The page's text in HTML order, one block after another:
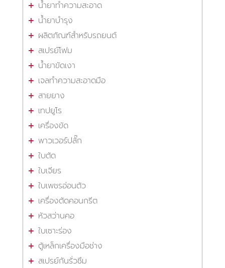
น้ำยาทำความสะอาด
น้ำยาบำรุง
ผลิตภัณฑ์สำหรับรถยนต์
สเปรย์โฟม
น้ำยาขัดเงา
เจลทำความสะอาดมือ
สายยาง
เทปยูโร
เครื่องขัด
พาวเวอร์ปลั๊ก
ใบตัด
ใบเจียร
ใบเพชรอ่อนตัว
เครื่องตัดคอนกรีต
หัวสว่านคอ
ใบเซาะร่อง
ตู้เหล็กเครื่องมือช่าง
สเปรย์กันรั่วซึม